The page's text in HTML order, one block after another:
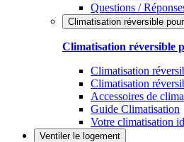
Questions /
Climatisation réversible
Climatisation réversible
Climatisation
Climatisation
Accessoires de
Guide Climatisation
Votre climatisation
Ventiler le logement